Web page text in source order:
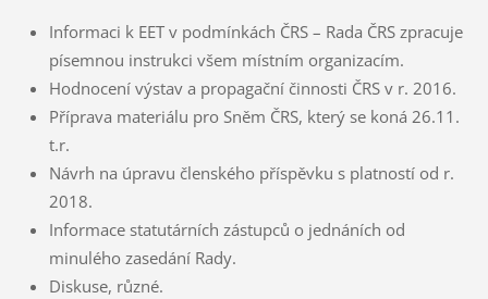
Informaci k EET v podmínkách ČRS – Rada ČRS zpracuje
písemnou instrukci všem místním organizacím.
Hodnocení výstav a propagační činnosti ČRS v r. 2016.
Příprava materiálu pro Sněm ČRS, který se koná 26.11.
t.r.
Návrh na úpravu členského příspěvku s platností od r.
2018.
Informace statutárních zástupců o jednáních od
minulého zasedání Rady.
Diskuse, různé.